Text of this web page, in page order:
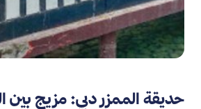
حديقة الممزر دبي: مزيج بين